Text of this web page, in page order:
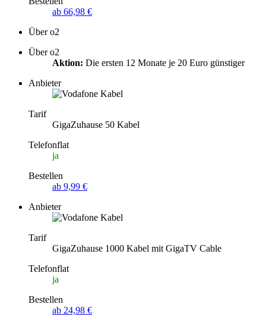
ab 66,98 €
Über o2
Über o2
Aktion: Die ersten 12 Monate je 20 Euro günstiger
Anbieter
Tarif
GigaZuhause 50 Kabel
Telefonflat
ja
Bestellen
ab 9,99 €
Anbieter
Tarif
GigaZuhause 1000 Kabel mit GigaTV Cable
Telefonflat
ja
Bestellen
ab 24,98 €